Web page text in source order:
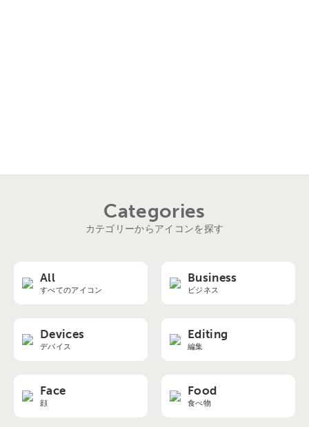
Categories
カテゴリーからアイコンを探す
All
すべてのアイコン
Business
ビジネス
Devices
デバイス
Editing
編集
Face
顔
Food
食べ物